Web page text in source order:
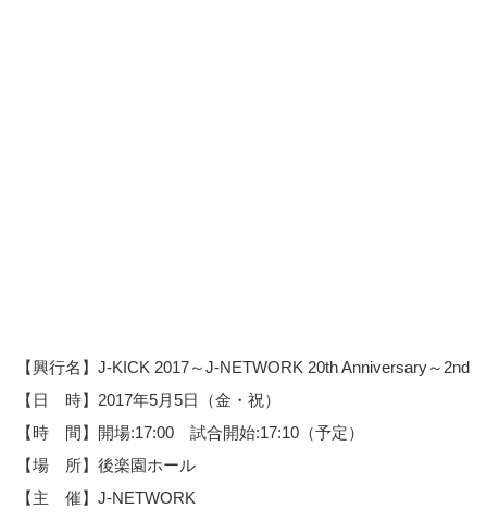
【興行名】J-KICK 2017～J-NETWORK 20th Anniversary～2nd
【日 時】2017年5月5日（金・祝）
【時 間】開場:17:00 試合開始:17:10（予定）
【場 所】後楽園ホール
【主 催】J-NETWORK